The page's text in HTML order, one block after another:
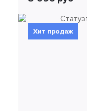
Хит продаж